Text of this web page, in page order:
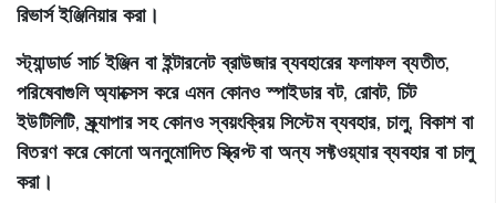
রিভার্স ইঞ্জিনিয়ার করা।
স্ট্যান্ডার্ড সার্চ ইঞ্জিন বা ইন্টারনেট ব্রাউজার ব্যবহারের ফলাফল ব্যতীত,
পরিষেবাগুলি অ্যাক্সেস করে এমন কোনও স্পাইডার বট, রোবট, চিট
ইউটিলিটি, স্ক্র্যাপার সহ কোনও স্বয়ংক্রিয় সিস্টেম ব্যবহার, চালু, বিকাশ বা
বিতরণ করে কোনো অননুমোদিত স্ক্রিপ্ট বা অন্য সফ্টওয়্যার ব্যবহার বা চালু
করা।